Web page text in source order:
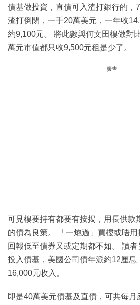
債基做投資，直債可入渣打銀行的，
渣打倒閉，一手20萬美元，一年收
約9,100元。 將此數與何文田樓做對
萬元市值都只收9,500元租是少了。
廣告
可見樓要持有都要有按揭，用長供款
的債為良策。 「一炮過」買樓或唔
回報低至債券又或定期都不如。 讀
投入債基，美國公司債年派約12厘息
16,000元收入。
即是40萬美元債基及直債，可共每